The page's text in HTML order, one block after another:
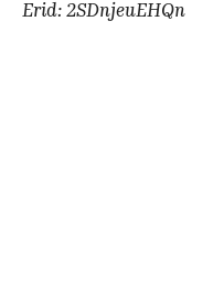
Erid: 2SDnjeuEHQn